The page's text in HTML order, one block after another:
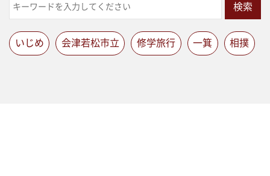
検索
いじめ 会津若松市立 修学旅行 一箕 相撲